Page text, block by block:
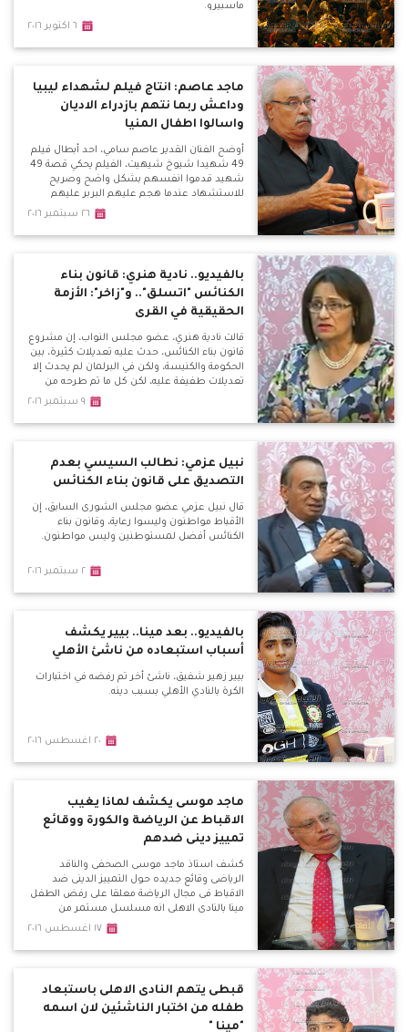
ماسبيرو.
٦ اكتوبر ٢٠١٦
ماجد عاصم: انتاج فيلم لشهداء ليبيا
وداعش ربما نتهم بازدراء الاديان
واسالوا اطفال المنيا
أوضح الفنان القدير عاصم سامي، احد أبطال فيلم
49 شهيدا شيوخ شيهيت، الفيلم يحكي قصة 49
شهيد قدموا انفسهم بشكل واضح وصريح
للاستشهاد عندما هجم عليهم البربر عليهم
٢٦ سبتمبر ٢٠١٦
بالفيديو.. نادية هنري: قانون بناء
الكنائس "اتسلق".. و"زاخر": الأزمة
الحقيقية في القرى
قالت نادية هنري، عضو مجلس النواب، إن مشروع
قانون بناء الكنائس، حدث عليه تعديلات كثيرة، بين
الحكومة والكنيسة، ولكن في البرلمان لم يحدث إلا
تعديلات طفيفة عليه، لكن كل ما تم طرحه من
٩ سبتمبر ٢٠١٦
نبيل عزمي: نطالب السيسي بعدم
التصديق على قانون بناء الكنائس
قال نبيل عزمي عضو مجلس الشورى السابق، إن
الأقباط مواطنون وليسوا رعاية، وقانون بناء
الكنائس أفضل لمستوطنين وليس مواطنون.
٢ سبتمبر ٢٠١٦
بالفيديو.. بعد مينا.. بيير يكشف
أسباب استبعاده من ناشئ الأهلي
بيير زهير شفيق، ناشئ أخر تم رفضه في اختبارات
الكرة بالنادي الأهلي بسبب دينه.
٢٠ اغسطس ٢٠١٦
ماجد موسى يكشف لماذا يغيب
الاقباط عن الرياضة والكورة ووقائع
تمييز دينى ضدهم
كشف استاذ ماجد موسى الصحفى والناقد
الرياضى وقائع جديده حول التمييز الدينى ضد
الاقباط فى مجال الرياضة معلقا على رفض الطفل
مينا بالنادى الاهلى انه مسلسل مستمر من
التعصب والذى يظهر فى العديد من الاندية
الكابتن هانى رمزى كممثل فقط للاقباط ولماذا يتم
١٧ اغسطس ٢٠١٦
قبطى يتهم النادى الاهلى باستبعاد
طفله من اختبار الناشئين لان اسمه
"مينا "